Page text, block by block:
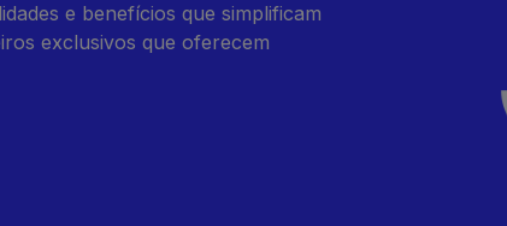
e benefícios que simplificam
exclusivos que oferecem